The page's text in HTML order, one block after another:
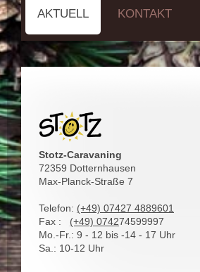
AKTUELL KONTAKT
Stotz-Caravaning
72359 Dotternhausen
Max-Planck-Straße 7
Telefon: (+49) 07427 4889601
Fax : (+49) 074274599997
Mo.-Fr.: 9 - 12 bis -14 - 17 Uhr
Sa.: 10-12 Uhr